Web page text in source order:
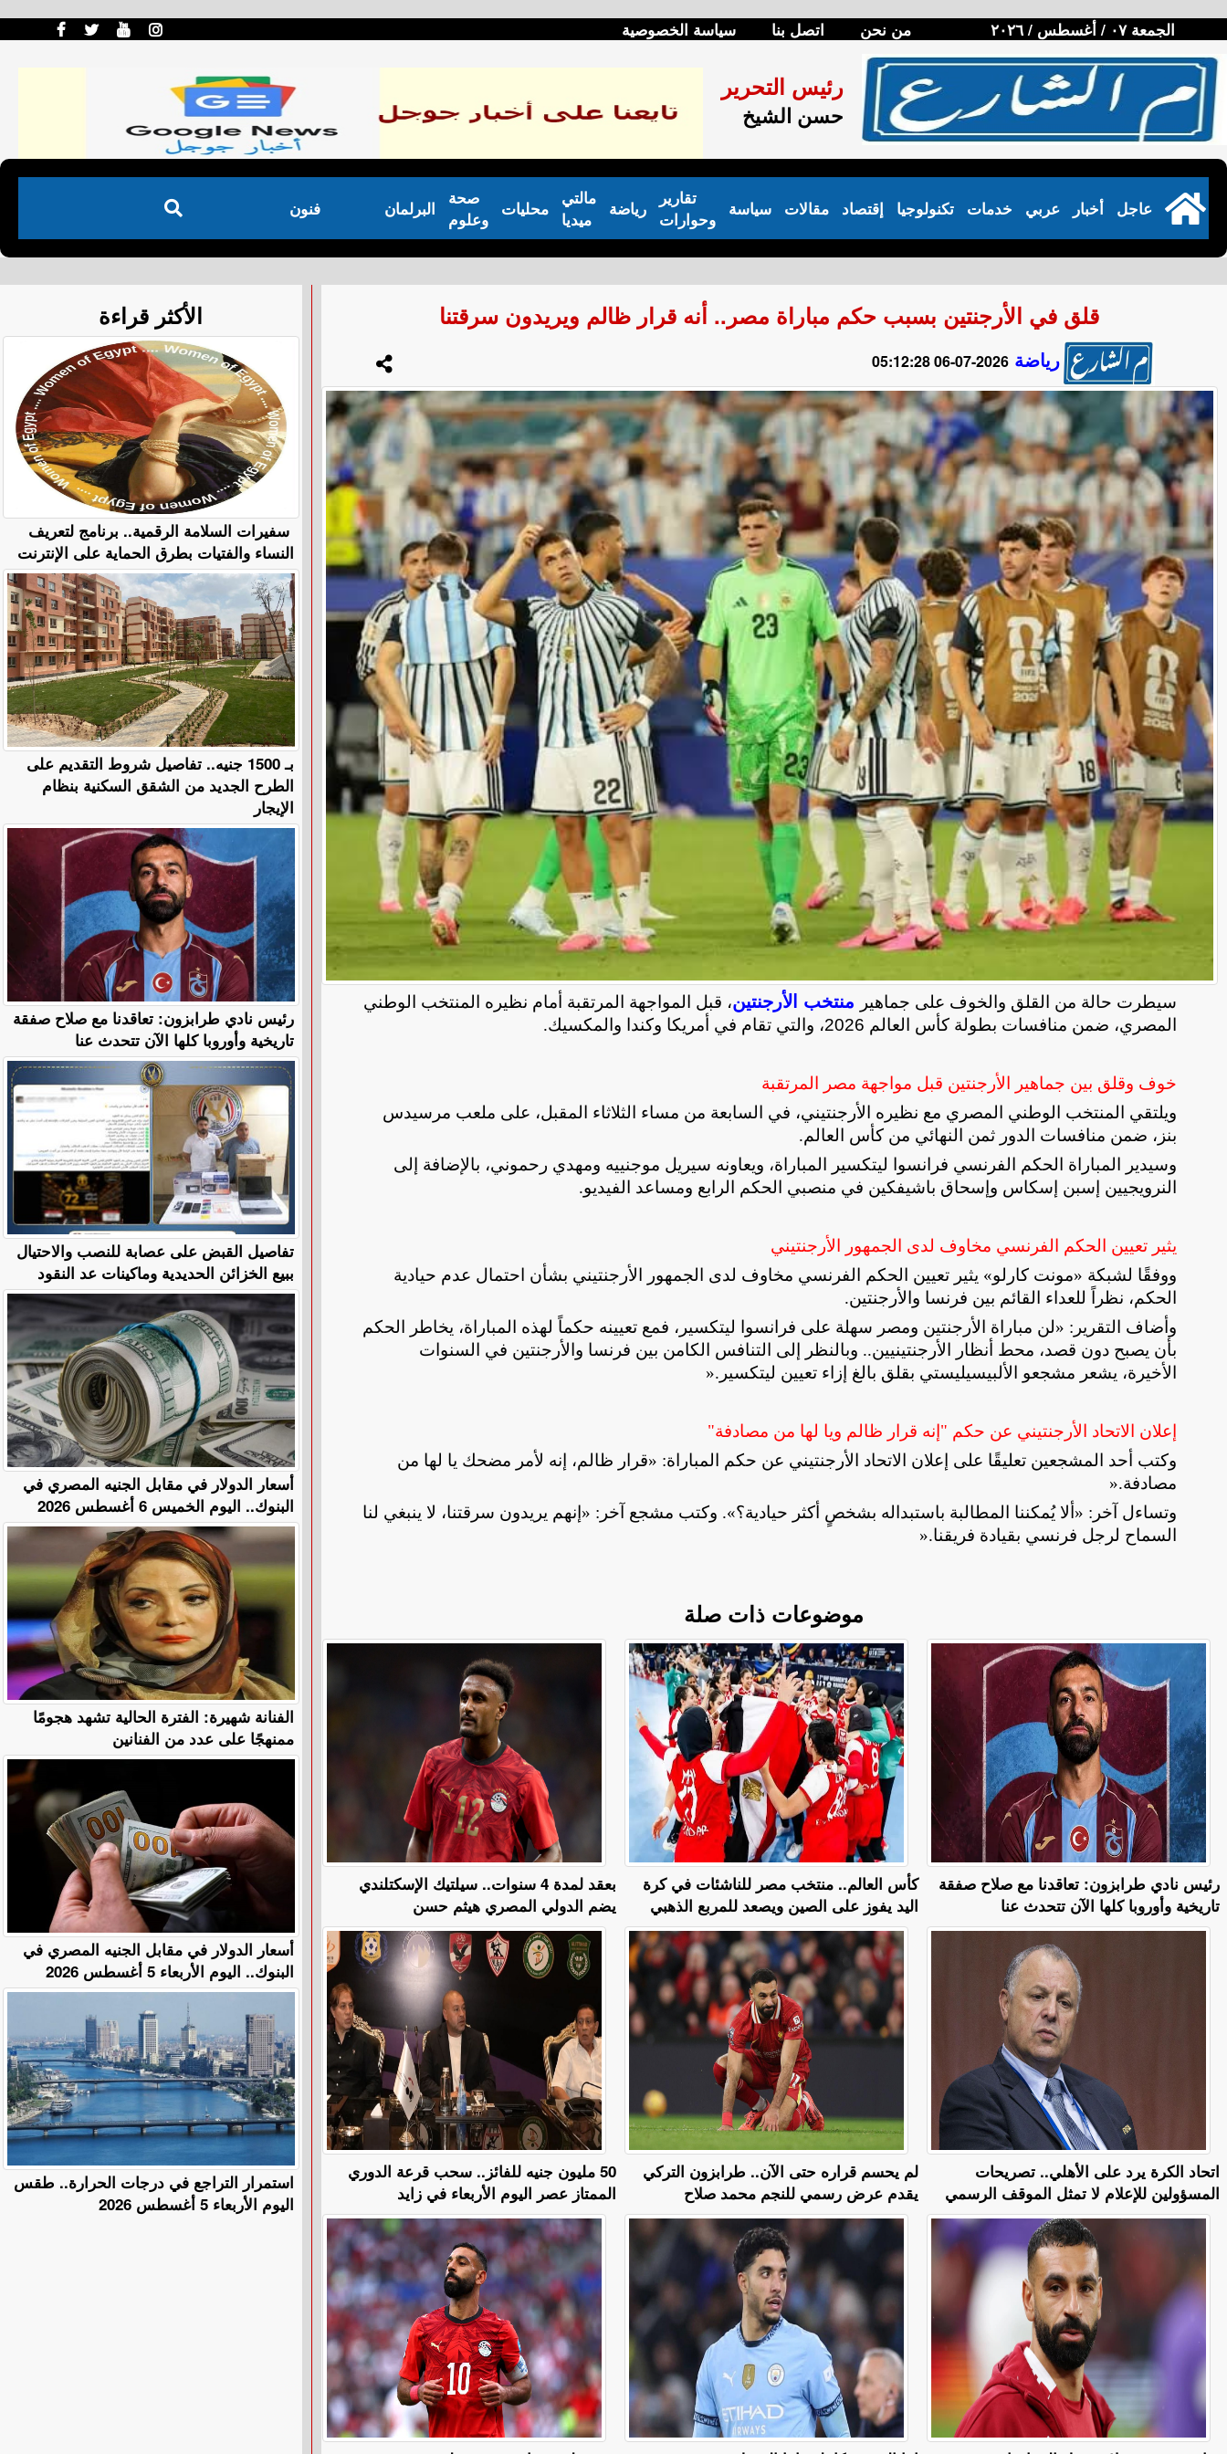
الجمعة ٠٧ / أغسطس / ٢٠٢٦ من نحن اتصل بنا سياسة الخصوصية
رئيس التحرير
حسن الشيخ
فنون البرلمان
صحة
وعلوم
محليات
مالتي
ميديا
رياضة
تقارير
وحوارات
سياسة مقالات إقتصاد تكنولوجيا خدمات عربي أخبار عاجل
قلق في الأرجنتين بسبب حكم مباراة مصر.. أنه قرار ظالم ويريدون سرقتنا
رياضة 2026-07-06 05:12:28
سيطرت حالة من القلق والخوف على جماهير منتخب الأرجنتين، قبل المواجهة المرتقبة أمام نظيره المنتخب الوطني
المصري، ضمن منافسات بطولة كأس العالم 2026، والتي تقام في أمريكا وكندا والمكسيك
.
خوف وقلق بين جماهير الأرجنتين قبل مواجهة مصر المرتقبة
ويلتقي المنتخب الوطني المصري مع نظيره الأرجنتيني، في السابعة من مساء الثلاثاء المقبل، على ملعب مرسيدس
بنز، ضمن منافسات الدور ثمن النهائي من كأس العالم.
وسيدير ​​المباراة الحكم الفرنسي فرانسوا ليتكسير المباراة، ويعاونه سيريل موجنييه ومهدي رحموني، بالإضافة إلى
النرويجيين إسبن إسكاس وإسحاق باشيفكين في منصبي الحكم الرابع ومساعد الفيديو.
يثير تعيين الحكم الفرنسي مخاوف لدى الجمهور الأرجنتيني
ووفقًا لشبكة «مونت كارلو» يثير تعيين الحكم الفرنسي مخاوف لدى الجمهور الأرجنتيني بشأن احتمال عدم حيادية
الحكم، نظراً للعداء القائم بين فرنسا والأرجنتين.
وأضاف التقرير: «لن مباراة الأرجنتين ومصر سهلة على فرانسوا ليتكسير، فمع تعيينه حكماً لهذه المباراة، يخاطر الحكم
بأن يصبح دون قصد، محط أنظار الأرجنتينيين.. وبالنظر إلى التنافس الكامن بين فرنسا والأرجنتين في السنوات
الأخيرة، يشعر مشجعو الألبيسيليستي بقلق بالغ إزاء تعيين ليتكسير ».
إعلان الاتحاد الأرجنتيني عن حكم "إنه قرار ظالم ويا لها من مصادفة"
وكتب أحد المشجعين تعليقًا على إعلان الاتحاد الأرجنتيني عن حكم المباراة: «قرار ظالم، إنه لأمر مضحك يا لها من
مصادفة».
وتساءل آخر: «ألا يُمكننا المطالبة باستبداله بشخصٍ أكثر حيادية؟». وكتب مشجع آخر: «إنهم يريدون سرقتنا، لا ينبغي لنا
السماح لرجل فرنسي بقيادة فريقنا».
موضوعات ذات صلة
بعقد لمدة 4 سنوات.. سيلتيك الإسكتلندي
يضم الدولي المصري هيثم حسن
كأس العالم.. منتخب مصر للناشئات في كرة
اليد يفوز على الصين ويصعد للمربع الذهبي
رئيس نادي طرابزون: تعاقدنا مع صلاح صفقة
تاريخية وأوروبا كلها الآن تتحدث عنا
50 مليون جنيه للفائز.. سحب قرعة الدوري
الممتاز عصر اليوم الأربعاء في زايد
لم يحسم قراره حتى الآن.. طرابزون التركي
يقدم عرض رسمي للنجم محمد صلاح
اتحاد الكرة يرد على الأهلي.. تصريحات
المسؤولين للإعلام لا تمثل الموقف الرسمي
الأكثر قراءة
سفيرات السلامة الرقمية.. برنامج لتعريف
النساء والفتيات بطرق الحماية على الإنترنت
بـ 1500 جنيه.. تفاصيل شروط التقديم على
الطرح الجديد من الشقق السكنية بنظام
الإيجار
رئيس نادي طرابزون: تعاقدنا مع صلاح صفقة
تاريخية وأوروبا كلها الآن تتحدث عنا
تفاصيل القبض على عصابة للنصب والاحتيال
ببيع الخزائن الحديدية وماكينات عد النقود
أسعار الدولار في مقابل الجنيه المصري في
البنوك.. اليوم الخميس 6 أغسطس 2026
الفنانة شهيرة: الفترة الحالية تشهد هجومًا
ممنهجًا على عدد من الفنانين
أسعار الدولار في مقابل الجنيه المصري في
البنوك.. اليوم الأربعاء 5 أغسطس 2026
استمرار التراجع في درجات الحرارة.. طقس
اليوم الأربعاء 5 أغسطس 2026